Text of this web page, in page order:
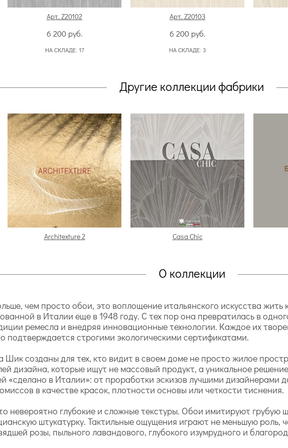
Арт. Z20102
6 200 руб.
НА СКЛАДЕ: 17
Арт. Z20103
6 200 руб.
НА СКЛАДЕ: 3
Другие коллекции фабрики
Architexture 2 Casa Chic
О коллекции
чем просто обои, это воплощение итальянского искусства
в Италии еще в 1948 году. С тех пор она превратилась в
ремесла и внедряя инновационные технологии. Каждое их
подтверждается строгими экологическими сертификатами.
созданы для тех, кто видит в своем доме не просто жилое
дизайна, которые ищут не массовый продукт, а уникальное
«сделано в Италии»: от проработки эскизов лучшими дизайнерами
в качестве красок, плотности основы или четкости тиснения.
невероятно глубокие и сложные текстуры. Обои имитируют грубую
штукатурку. Тактильные ощущения играют не меньшую роль,
розы, пыльного лавандового, глубокого изумрудного и